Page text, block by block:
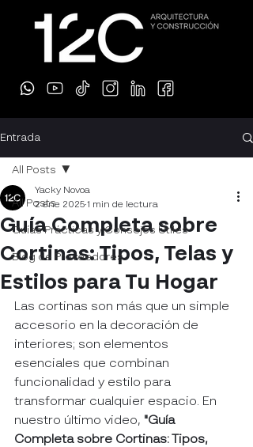
Entrada
All Posts
Guías Prácticas y Consejos Útiles
Blog de Proveedores
All Posts
Guía Completa sobre
Cortinas: Tipos, Telas y
Estilos para Tu Hogar
Yacky Novoa
2 ene 2025 1 min de lectura
Las cortinas son más que un simple
accesorio en la decoración de
interiores; son elementos
esenciales que combinan
funcionalidad y estilo para
transformar cualquier espacio. En
nuestro último video, "Guía
Completa sobre Cortinas: Tipos,